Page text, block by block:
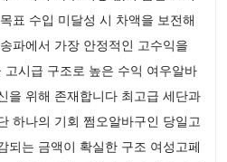
표 수입 미달성 시 차액을 보전해
파에서 가장 안정적인 고수익을
시급 구조로 높은 수익 여우알바
을 위해 존재합니다 최고급 세단과
하나의 기회 쩜오알바구인 당일고
되는 금액이 확실한 구조 여성고페